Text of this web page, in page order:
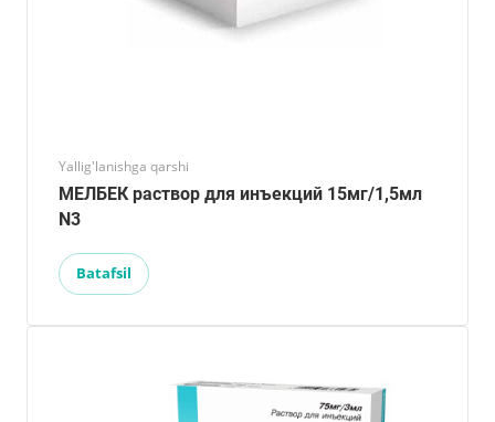
Yallig'lanishga qarshi
МЕЛБЕК раствор для инъекций 15мг/1,5мл
N3
Batafsil